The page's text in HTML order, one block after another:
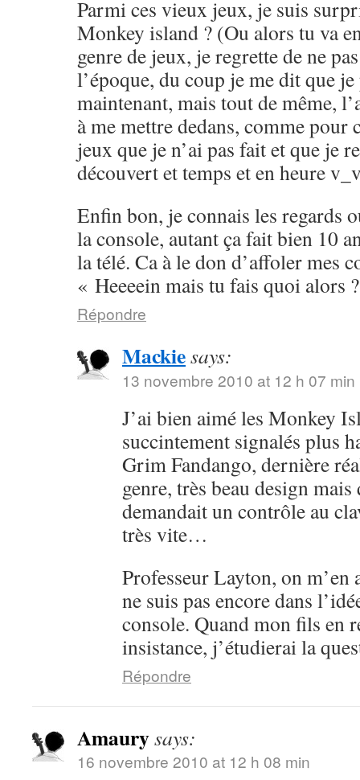
Parmi ces vieux jeux, je suis
Monkey island ? (Ou alors tu va
genre de jeux, je regrette de ne
l’époque, du coup je me dit que
maintenant, mais tout de même,
à me mettre dedans, comme pour
jeux que je n’ai pas fait et que je
découvert et temps et en heure
Enfin bon, je connais les regards
la console, autant ça fait bien 10
la télé. Ca à le don d’affoler mes
« Heeeein mais tu fais quoi alors
Répondre
Mackiesays:
13 novembre 2010 at 12 h 07 min
J’ai bien aimé les Monkey
succintement signalés plus
Grim Fandango, dernière
genre, très beau design
demandait un contrôle au
très vite…
Professeur Layton, on m’en
ne suis pas encore dans
console. Quand mon fils en
insistance, j’étudierai la
Répondre
Amaurysays:
16 novembre 2010 at 12 h 08 min